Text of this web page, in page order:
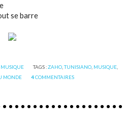
se barre
MUSIQUE TAGS :ZAHO,TUNISIANO, MUSIQUE,
MONDE 4COMMENTAIRES